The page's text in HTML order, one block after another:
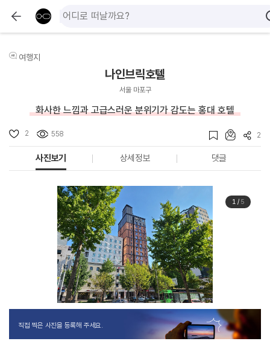
여행지
나인브릭호텔
서울 마포구
화사한 느낌과 고급스러운 분위기가 감도는 홍대 호텔
2 558 2
사진보기 상세정보 댓글
1/ 5
직접 찍은 사진을 등록해 주세요.